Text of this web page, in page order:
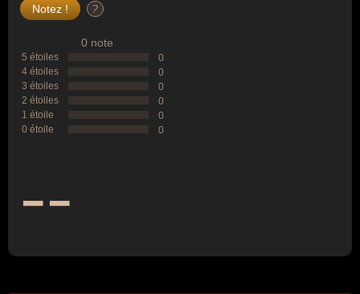
?
0 note
5 étoiles
0
4 étoiles
0
3 étoiles
0
2 étoiles
0
1 étoile
0
0 étoile
0
--